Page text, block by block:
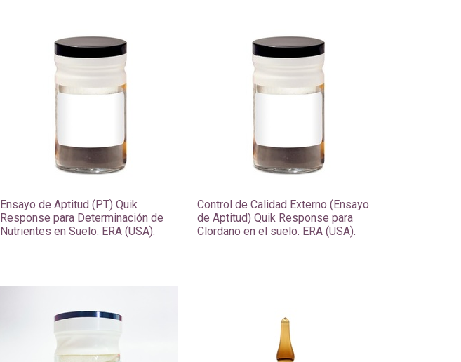
Ensayo de Aptitud (PT) Quik
Response para Determinación de
Nutrientes en Suelo. ERA (USA).
Control de Calidad Externo (Ensayo
de Aptitud) Quik Response para
Clordano en el suelo. ERA (USA).